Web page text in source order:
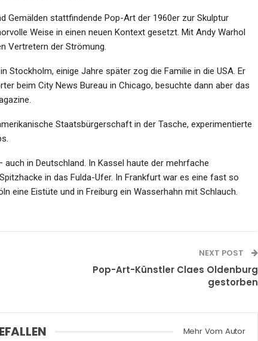
Gemälden stattfindende Pop-Art der 1960er zur Skulptur
Weise in einen neuen Kontext gesetzt. Mit Andy Warhol
Vertretern der Strömung.
Stockholm, einige Jahre später zog die Familie in die USA. Er
beim City News Bureau in Chicago, besuchte dann aber das
Staatsbürgerschaft in der Tasche, experimentierte
in Deutschland. In Kassel haute der mehrfache
in das Fulda-Ufer. In Frankfurt war es eine fast so
eine Eistüte und in Freiburg ein Wasserhahn mit Schlauch.
NEXT POST
Pop-Art-Künstler Claes Oldenburg
gestorben
Mehr Vom Autor
Im…
KULTUR
Letzte…
Einöden Der Einsamkeit: Norbert
Elias Über Das Sterben